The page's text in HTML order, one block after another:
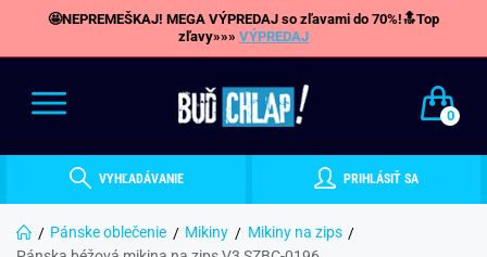
🤩NEPREMEŠKAJ! MEGA VÝPREDAJ so zľavami do 70%!🔝Top
zľavy»»» VÝPREDAJ
0
VYHĽADÁVANIE PRIHLÁSIŤ SA
Pánske oblečenie Mikiny
Mikiny na zips